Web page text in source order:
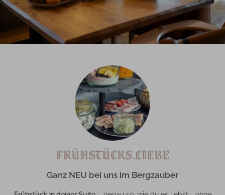
FRÜHSTÜCKS.LIEBE
Ganz NEU bei uns im Bergzauber